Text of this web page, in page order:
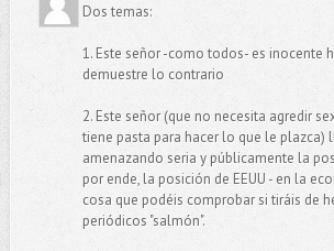
Dos temas:
1. Este señor -como todos- es inocente
demuestre lo contrario
2. Este señor (que no necesita agredir
tiene pasta para hacer lo que le plazca)
amenazando seria y públicamente la
por ende, la posición de EEUU - en la
cosa que podéis comprobar si tiráis de
periódicos "salmón".